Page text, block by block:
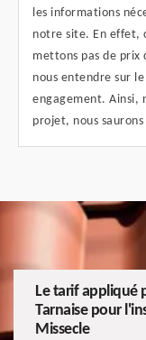
les informations
notre site. En effet,
mettons pas de prix
nous entendre sur
engagement. Ainsi,
projet, nous
Le tarif appliqué
Tarnaise pour
Missecle